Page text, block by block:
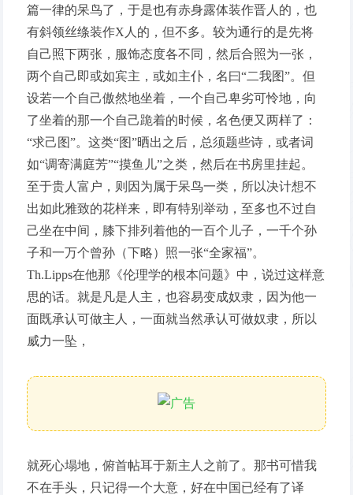
篇一律的呆鸟了，于是也有赤身露体装作晋人的，也
有斜领丝绦装作X人的，但不多。较为通行的是先将
自己照下两张，服饰态度各不同，然后合照为一张，
两个自己即或如宾主，或如主仆，名曰“二我图”。但
设若一个自己傲然地坐着，一个自己卑劣可怜地，向
了坐着的那一个自己跪着的时候，名色便又两样了：
“求己图”。这类“图”晒出之后，总须题些诗，或者词
如“调寄满庭芳”“摸鱼儿”之类，然后在书房里挂起。
至于贵人富户，则因为属于呆鸟一类，所以决计想不
出如此雅致的花样来，即有特别举动，至多也不过自
己坐在中间，膝下排列着他的一百个儿子，一千个孙
子和一万个曾孙（下略）照一张“全家福”。
Th.Lipps在他那《伦理学的根本问题》中，说过这样意
思的话。就是凡是人主，也容易变成奴隶，因为他一
面既承认可做主人，一面就当然承认可做奴隶，所以
威力一坠，
就死心塌地，俯首帖耳于新主人之前了。那书可惜我
不在手头，只记得一个大意，好在中国已经有了译